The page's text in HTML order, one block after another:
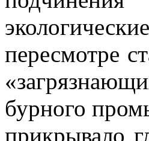
пересмотре
бурного
прикрывало